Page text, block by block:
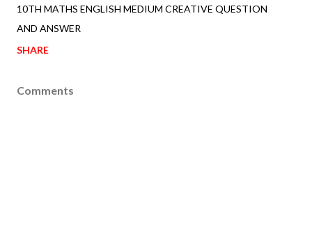
10TH MATHS ENGLISH MEDIUM CREATIVE QUESTION
AND ANSWER
SHARE
Comments